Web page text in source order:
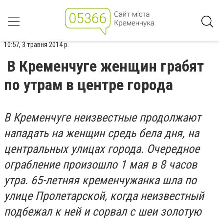
10:57, 3 травня 2014 р.
В Кременчуге женщин грабят
по утрам в центре города
В Кременчуге неизвестные продолжают
нападать на женщин средь бела дня, на
центральных улицах города. Очередное
ограбление произошло 1 мая в 8 часов
утра. 65-летняя кременчужанка шла по
улице Пролетарской, когда неизвестный
подбежал к ней и сорвал с шеи золотую